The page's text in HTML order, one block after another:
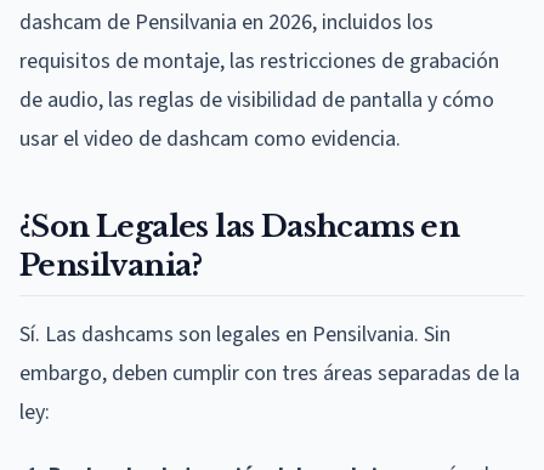
dashcam de Pensilvania en 2026, incluidos los
requisitos de montaje, las restricciones de grabación
de audio, las reglas de visibilidad de pantalla y cómo
usar el video de dashcam como evidencia.
¿Son Legales las Dashcams en
Pensilvania?
Sí. Las dashcams son legales en Pensilvania. Sin
embargo, deben cumplir con tres áreas separadas de la
ley: